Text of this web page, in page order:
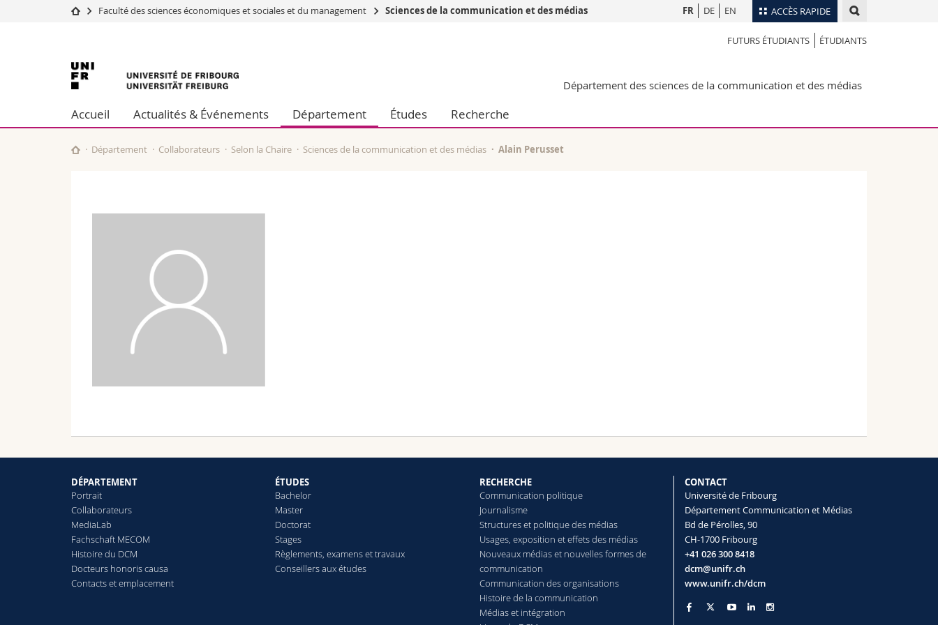
ACCÈS RAPIDE
Etudes
Campus
Université
Formation continue
Lettres et sciences humaines
Sciences de l'éducation et de la formation
Sciences et médecine
Etudiants
Collaborateurs
Doctorants
Annuaire du personnel
Bibliothèques
Programme des cours
FR DE EN
Faculté des sciences économiques et sociales et du management Sciences de la communication et des médias
FUTURS ÉTUDIANTS ÉTUDIANTS
Université
de
Fribourg
Département des sciences de la communication et des médias
Accueil Actualités & Événements Département Études Recherche
Département Collaborateurs Selon la Chaire Sciences de la communication et des médias Alain Perusset
DÉPARTEMENT
Portrait
Collaborateurs
MediaLab
Fachschaft MECOM
Histoire du DCM
Docteurs honoris causa
Contacts et emplacement
ÉTUDES
Bachelor
Master
Doctorat
Stages
Règlements, examens et travaux
Conseillers aux études
RECHERCHE
Communication politique
Journalisme
Structures et politique des médias
Usages, exposition et effets des médias
Nouveaux médias et nouvelles formes de
communication
Communication des organisations
Histoire de la communication
Médias et intégration
CONTACT
Université de Fribourg
Département Communication et Médias
Bd de Pérolles, 90
CH-1700 Fribourg
+41 026 300 8418
dcm@unifr.ch
www.unifr.ch/dcm